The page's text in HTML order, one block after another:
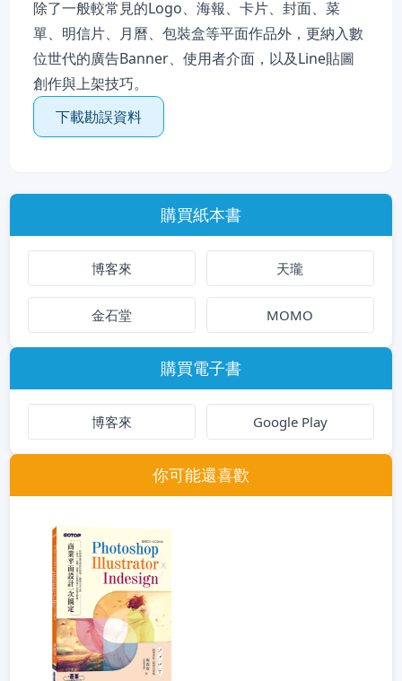
除了一般較常見的Logo、海報、卡片、封面、菜
單、明信片、月曆、包裝盒等平面作品外，更納入數
位世代的廣告Banner、使用者介面，以及Line貼圖
創作與上架技巧。
下載勘誤資料
購買紙本書
博客來 天瓏
金石堂 MOMO
購買電子書
博客來 Google Play
你可能還喜歡